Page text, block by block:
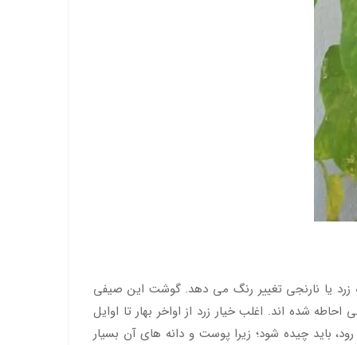
در طول رشد خود از سبز به زرد یا نارنجی تغییر رنگ می دهد. گوشت این صیفی
شده اند. اغلب خیار زرد از اواخر بهار تا اوایل
باید چیده شود؛ زیرا پوست و دانه های آن بسیار